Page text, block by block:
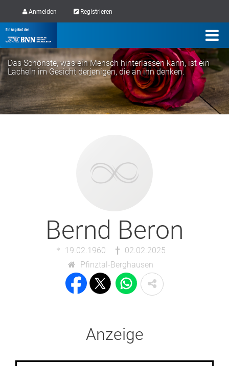
Anmelden Registrieren
Das Schönste, was ein Mensch hinterlassen kann, ist ein
Lächeln im Gesicht derjenigen, die an ihn denken.
Bernd Beron
19.02.1960
02.02.2025
Pfinztal-Berghausen
Anzeige